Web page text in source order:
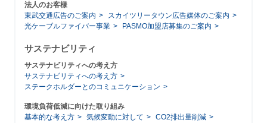
法人のお客様
東武交通広告のご案内
スカイツリータウン広告媒体のご案内
光ケーブルファイバー事業
PASMO加盟店募集のご案内
サステナビリティ
サステナビリティへの考え方
サステナビリティへの考え方
ステークホルダーとのコミュニケーション
環境負荷低減に向けた取り組み
基本的な考え方
気候変動に対して
CO2排出量削減